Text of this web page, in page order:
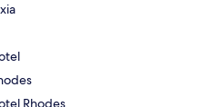
Rhodes